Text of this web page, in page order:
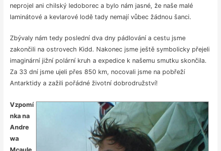
neprojel ani chilský ledoborec a bylo nám jasné, že naše malé
laminátové a kevlarové lodě tady nemají vůbec žádnou šanci.
Zbývaly nám tedy poslední dva dny pádlování a cestu jsme
zakončili na ostrovech Kidd. Nakonec jsme ještě symbolicky přejeli
imaginární jižní polární kruh a expedice k našemu smutku skončila.
Za 33 dní jsme ujeli přes 850 km, nocovali jsme na pobřeží
Antarktidy a zažili pořádné životní dobrodružství!
Vzpomí
nka na
Andre
wa